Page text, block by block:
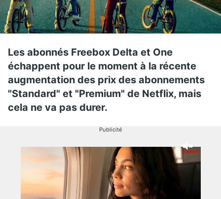
Les abonnés Freebox Delta et One
échappent pour le moment à la récente
augmentation des prix des abonnements
"Standard" et "Premium" de Netflix, mais
cela ne va pas durer.
Publicité